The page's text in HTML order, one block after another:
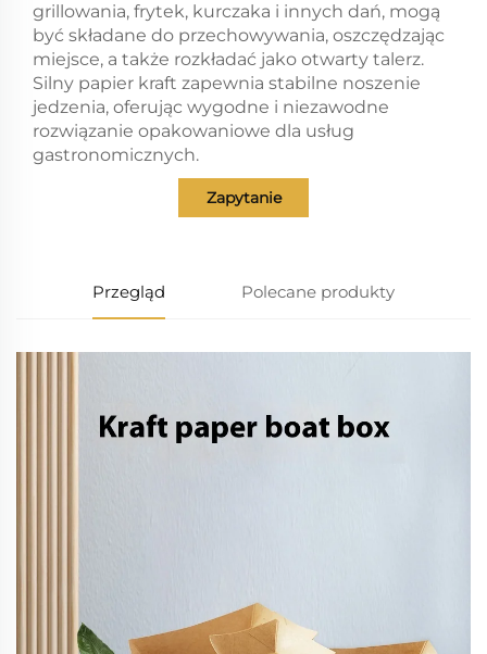
grillowania, frytek, kurczaka i innych dań, mogą
być składane do przechowywania, oszczędzając
miejsce, a także rozkładać jako otwarty talerz.
Silny papier kraft zapewnia stabilne noszenie
jedzenia, oferując wygodne i niezawodne
rozwiązanie opakowaniowe dla usług
gastronomicznych.
Zapytanie
Przegląd Polecane produkty